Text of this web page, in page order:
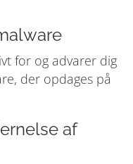
for og advarer dig
der opdages på
af